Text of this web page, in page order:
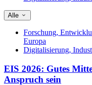
Alle
Forschung,
Europa
Digitalisierung,
EIS 2026: Gutes
Anspruch sein